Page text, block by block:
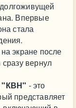
Впервые
стала
экране после
вернул
"КВН" - это
представляет